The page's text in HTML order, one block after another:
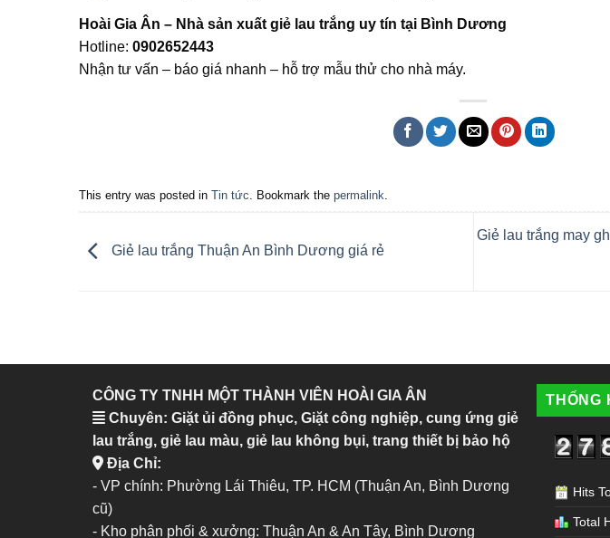
Hoài Gia Ân – Nhà sản xuất giẻ lau trắng uy tín tại Bình Dương
Hotline: 0902652443
Nhận tư vấn – báo giá nhanh – hỗ trợ mẫu thử cho nhà máy.
This entry was posted in Tin tức . Bookmark the permalink
Giẻ lau trắng Thuận An Bình Dương giá rẻ
Giẻ lau trắng may
CÔNG TY TNHH MỘT THÀNH VIÊN HOÀI GIA ÂN
Chuyên: Giặt ủi đồng phục, Giặt công nghiệp, cung ứng giẻ
lau trắng, giẻ lau màu, giẻ lau không bụi, trang thiết bị bảo hộ
Địa Chỉ:
- VP chính: Phường Lái Thiêu, TP. HCM (Thuận An, Bình Dương
cũ)
- Kho phân phối & xưởng: Thuận An & An Tây, Bình Dương
THỐNG
Hits
Total